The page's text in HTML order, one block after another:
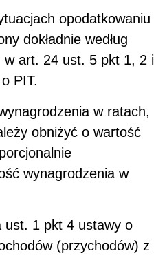
opodatkowaniu
dokładnie według
w art. 24 ust. 5 pkt 1, 2 i
PIT.
w ratach,
obniżyć o wartość
wynagrodzenia w
ust. 1 pkt 4 ustawy o
(przychodów) z